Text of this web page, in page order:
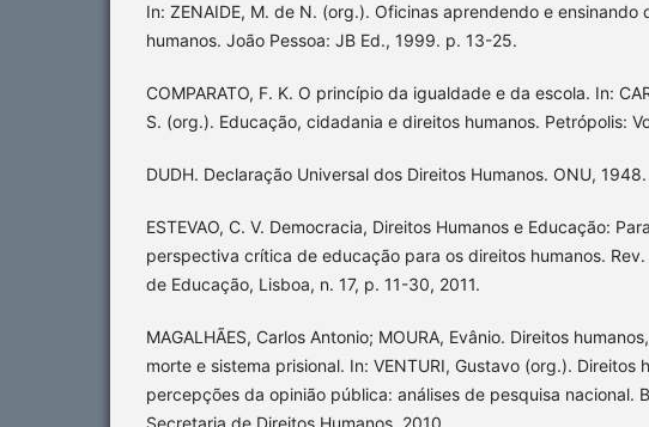
In: ZENAIDE, M. de N. (org.). Oficinas aprendendo e ensinando
humanos. João Pessoa: JB Ed., 1999. p. 13-25.
COMPARATO, F. K. O princípio da igualdade e da escola. In:
S. (org.). Educação, cidadania e direitos humanos. Petrópolis:
DUDH. Declaração Universal dos Direitos Humanos. ONU, 1948.
ESTEVAO, C. V. Democracia, Direitos Humanos e Educação:
perspectiva crítica de educação para os direitos humanos. Rev.
de Educação, Lisboa, n. 17, p. 11-30, 2011.
MAGALHÃES, Carlos Antonio; MOURA, Evânio. Direitos
morte e sistema prisional. In: VENTURI, Gustavo (org.). Direitos
percepções da opinião pública: análises de pesquisa nacional.